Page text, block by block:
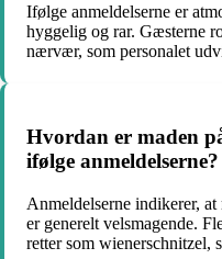
Ifølge anmeldelserne er
hyggelig og rar. Gæsterne
nærvær, som personalet
Hvordan er maden
ifølge anmeldelserne?
Anmeldelserne indikerer,
er generelt velsmagende.
retter som wienerschnitzel,